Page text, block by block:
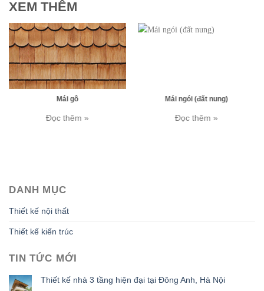
XEM THÊM
Mái ngói (đất nung)
Đọc thêm »
Map cỏ
Đọc thêm »
DANH MỤC
Thiết kế nội thất
Thiết kế kiến trúc
TIN TỨC MỚI
Thiết kế nhà 3 tầng hiện đại tại Đông Anh, Hà Nội